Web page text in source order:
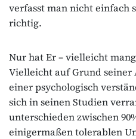
verfasst man nicht einfach
richtig.
Nur hat Er – vielleicht
Vielleicht auf Grund seiner
einer psychologisch
sich in seinen Studien
unterschieden zwischen
einigermaßen tolerablen